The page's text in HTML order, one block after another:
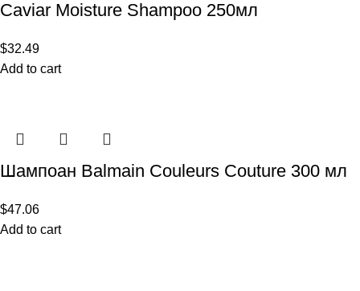
Caviar Moisture Shampoo 250мл
$32.49
Add to cart
Шампоан Balmain Couleurs Couture 300 мл
$47.06
Add to cart